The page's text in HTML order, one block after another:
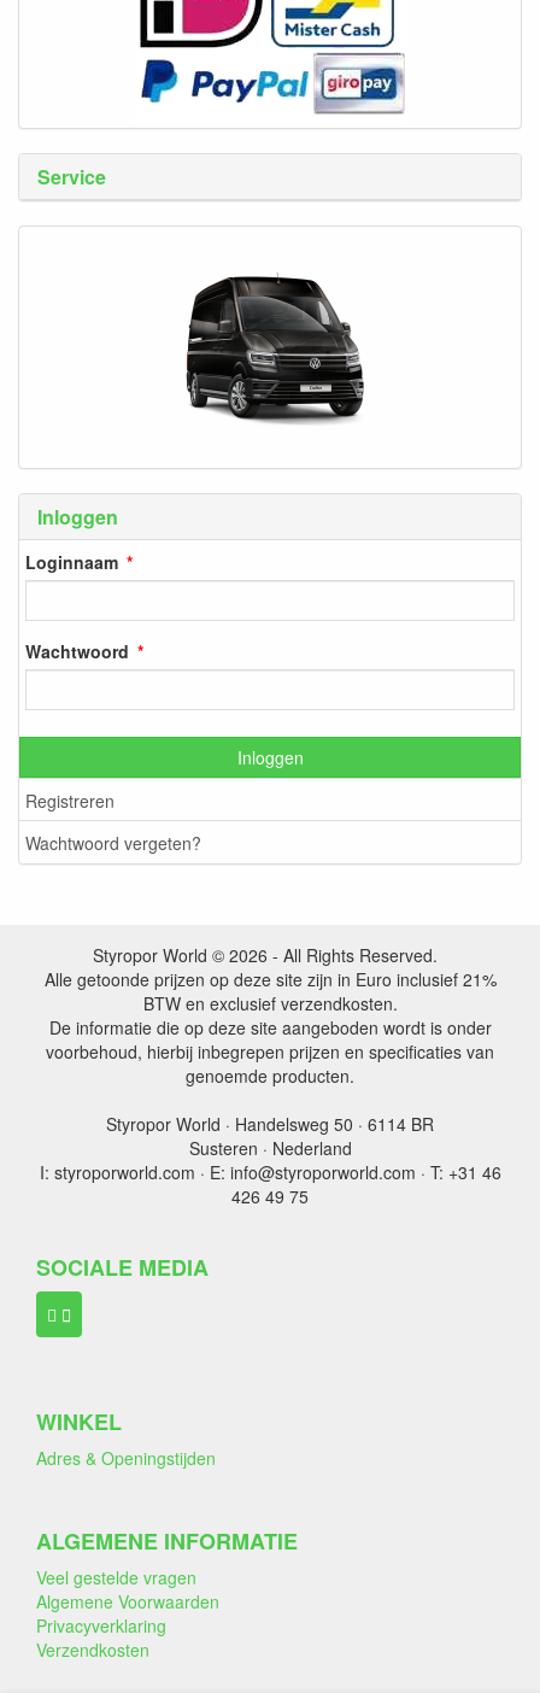
Service
Inloggen
Loginnaam
Wachtwoord
Inloggen
Registreren
Wachtwoord vergeten?
Styropor World © 2026 - All Rights Reserved.
Alle getoonde prijzen op deze site zijn in Euro inclusief 21%
BTW en exclusief verzendkosten.
De informatie die op deze site aangeboden wordt is onder
voorbehoud, hierbij inbegrepen prijzen en specificaties van
genoemde producten.
Styropor World · Handelsweg 50 · 6114 BR
Susteren · Nederland
I: styroporworld.com · E: info@styroporworld.com · T: +31 46
426 49 75
SOCIALE MEDIA
WINKEL
Adres & Openingstijden
ALGEMENE INFORMATIE
Veel gestelde vragen
Algemene Voorwaarden
Privacyverklaring
Verzendkosten